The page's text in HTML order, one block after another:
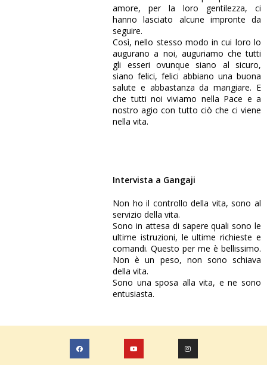
amore, per la loro gentilezza, ci
hanno lasciato alcune impronte da
seguire.
Così, nello stesso modo in cui loro lo
augurano a noi, auguriamo che tutti
gli esseri ovunque siano al sicuro,
siano felici, felici abbiano una buona
salute e abbastanza da mangiare. E
che tutti noi viviamo nella Pace e a
nostro agio con tutto ciò che ci viene
nella vita.
Intervista a Gangaji
Non ho il controllo della vita, sono al
servizio della vita.
Sono in attesa di sapere quali sono le
ultime istruzioni, le ultime richieste e
comandi. Questo per me è bellissimo.
Non è un peso, non sono schiava
della vita.
Sono una sposa alla vita, e ne sono
entusiasta.